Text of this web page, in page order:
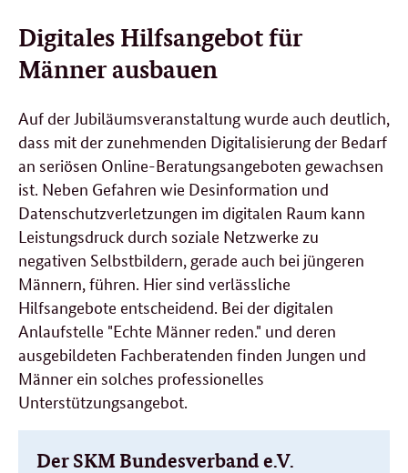
Digitales Hilfsangebot für
Männer ausbauen
Auf der Jubiläumsveranstaltung wurde auch deutlich,
dass mit der zunehmenden Digitalisierung der Bedarf
an seriösen Online-Beratungsangeboten gewachsen
ist. Neben Gefahren wie Desinformation und
Datenschutzverletzungen im digitalen Raum kann
Leistungsdruck durch soziale Netzwerke zu
negativen Selbstbildern, gerade auch bei jüngeren
Männern, führen. Hier sind verlässliche
Hilfsangebote entscheidend. Bei der digitalen
Anlaufstelle "Echte Männer reden." und deren
ausgebildeten Fachberatenden finden Jungen und
Männer ein solches professionelles
Unterstützungsangebot.
Der SKM Bundesverband e.V.